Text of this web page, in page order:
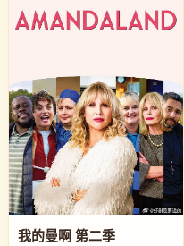
我的曼啊 第二季